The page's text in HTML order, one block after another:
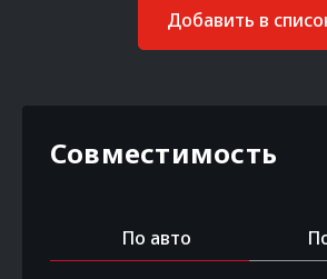
Добавить в
Совместимость
По авто